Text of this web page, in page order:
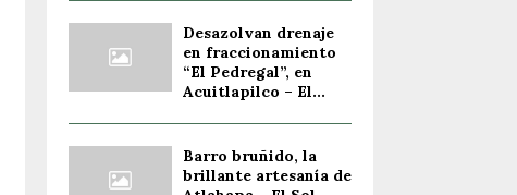
Desazolvan drenaje
en fraccionamiento
“El Pedregal”, en
Acuitlapilco – El...
Barro bruñido, la
brillante artesanía de